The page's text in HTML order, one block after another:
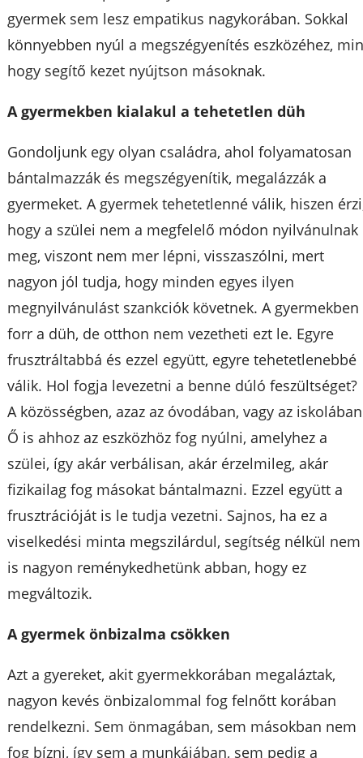
gyermek sem lesz empatikus nagykorában. Sokkal
könnyebben nyúl a megszégyenítés eszközéhez,
hogy segítő kezet nyújtson másoknak.
A gyermekben kialakul a tehetetlen düh
Gondoljunk egy olyan családra, ahol folyamatosan
bántalmazzák és megszégyenítik, megalázzák a
gyermeket. A gyermek tehetetlenné válik, hiszen
hogy a szülei nem a megfelelő módon nyilvánulnak
meg, viszont nem mer lépni, visszaszólni, mert
nagyon jól tudja, hogy minden egyes ilyen
megnyilvánulást szankciók követnek. A gyermekben
forr a düh, de otthon nem vezetheti ezt le. Egyre
frusztráltabbá és ezzel együtt, egyre tehetetlenebbé
válik. Hol fogja levezetni a benne dúló feszültséget?
A közösségben, azaz az óvodában, vagy az
Ő is ahhoz az eszközhöz fog nyúlni, amelyhez a
szülei, így akár verbálisan, akár érzelmileg, akár
fizikailag fog másokat bántalmazni. Ezzel együtt a
frusztrációját is le tudja vezetni. Sajnos, ha ez a
viselkedési minta megszilárdul, segítség nélkül nem
is nagyon reménykedhetünk abban, hogy ez
megváltozik.
A gyermek önbizalma csökken
Azt a gyereket, akit gyermekkorában megaláztak,
nagyon kevés önbizalommal fog felnőtt korában
rendelkezni. Sem önmagában, sem másokban nem
fog bízni, így sem a munkájában, sem pedig a